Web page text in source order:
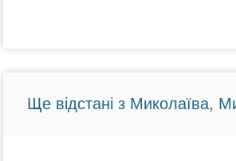
Ще відстані з Миколаїва,